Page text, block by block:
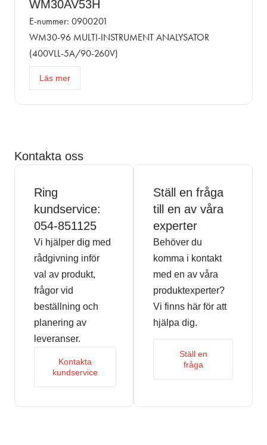
WM30AV53H
E-nummer: 0900201
WM30-96 MULTI-INSTRUMENT ANALYSATOR
(400VLL-5A/90-260V)
Läs mer
Kontakta oss
Ring
kundservice:
054-851125
Vi hjälper dig med
rådgivning inför
val av produkt,
frågor vid
beställning och
planering av
leveranser.
Kontakta
kundservice
Ställ en fråga
till en av våra
experter
Behöver du
komma i kontakt
med en av våra
produktexperter?
Vi finns här för att
hjälpa dig.
Ställ en
fråga